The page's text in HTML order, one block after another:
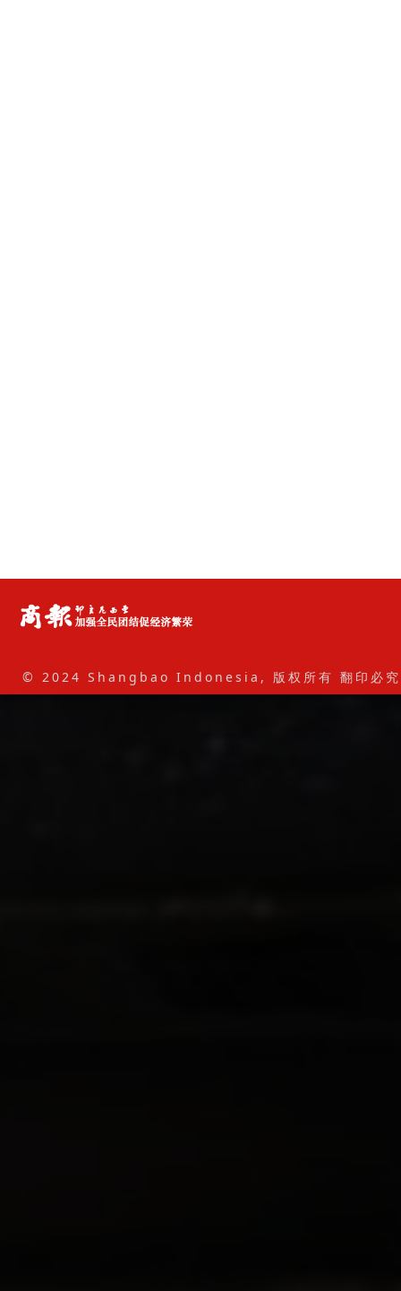
© 2024 Shangbao Indonesia, 版权所有 翻印必